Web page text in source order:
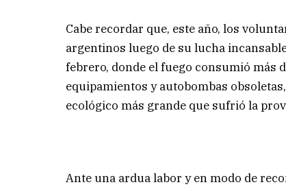
Cabe recordar que, este año, los
argentinos luego de su lucha
febrero, donde el fuego consumió más
equipamientos y autobombas
ecológico más grande que sufrió la
Ante una ardua labor y en modo de